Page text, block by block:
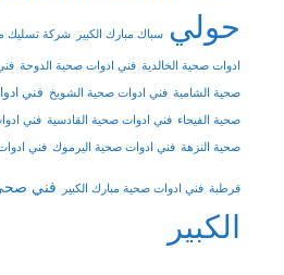
حولي سباك مبارك الكبير شركة تسليك
ادوات صحية الخالدية فني ادوات صحية الدوحة
صحية الشامية فني ادوات صحية الشويخ فني
صحية الفيحاء فني ادوات صحية القادسية فني
صحية النزهة فني ادوات صحية اليرموك فني
قرطبة فني ادوات صحية مبارك الكبير فني
الكبير